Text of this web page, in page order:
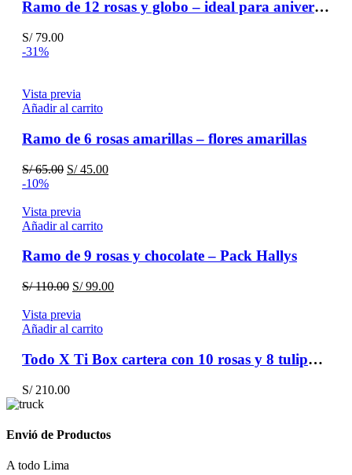
Ramo de 12 rosas y globo – ideal para aniversario
S/79.00
-31%
Vista previa
Añadir al carrito
Ramo de 6 rosas amarillas – flores amarillas
S/65.00 El
era:
S/ 65.00.
S/45.00El
-10%
Vista previa
Añadir al carrito
Ramo de 9 rosas y chocolate – Pack Hallys
S/110.00 El
original
era:
S/99.00El
Vista previa
Añadir al carrito
Todo X Ti Box cartera con 10 rosas y 8 tulipanes
S/210.00
Envió de Productos
A todo Lima